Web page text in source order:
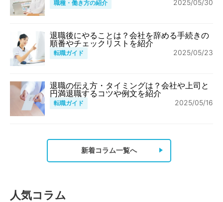
職種・働き方の紹介 2025/05/30
退職後にやることは？会社を辞める手続きの
順番やチェックリストを紹介
転職ガイド 2025/05/23
退職の伝え方・タイミングは？会社や上司と
円満退職するコツや例文を紹介
転職ガイド 2025/05/16
新着コラム一覧へ
人気コラム